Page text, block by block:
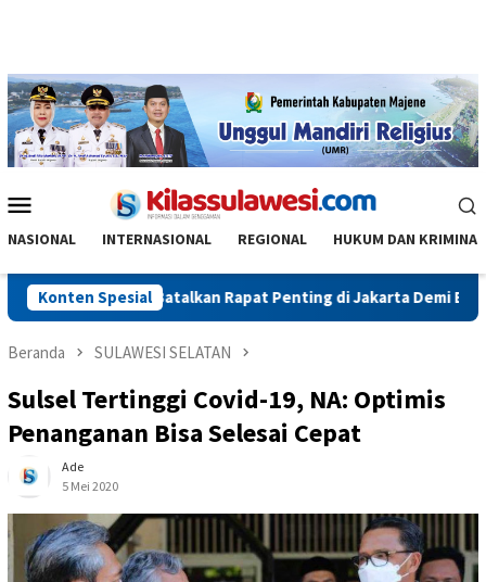
Mobile
NASIONAL INTERNASIONAL REGIONAL HUKUM DAN KRIMINAL
Konten Spesial
Batalkan Rapat Penting di Jakarta Demi Entaskan
Beranda SULAWESI SELATAN
Sulsel Tertinggi Covid-19, NA: Optimis
Penanganan Bisa Selesai Cepat
Ade
5 Mei 2020